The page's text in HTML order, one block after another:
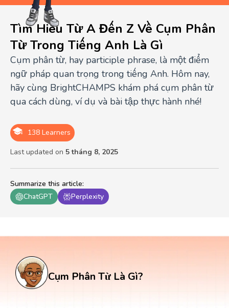
Summarize this article:
ChatGPT
Perplexity
138 Learners
Last updated on 5 tháng 8, 2025
Tìm Hiểu Từ A Đến Z Về Cụm Phân
Từ Trong Tiếng Anh Là Gì
Cụm phân từ, hay participle phrase, là một điểm
ngữ pháp quan trọng trong tiếng Anh. Hôm nay,
hãy cùng BrightCHAMPS khám phá cụm phân từ
qua cách dùng, ví dụ và bài tập thực hành nhé!
Cụm Phân Từ Là Gì?